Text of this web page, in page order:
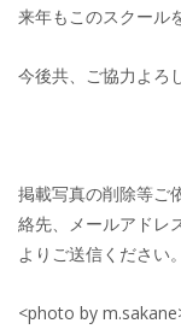
来年もこのスクール
今後共、ご協力よろ
掲載写真の削除等ご
絡先、メールアドレ
よりご送信ください。
<photo by